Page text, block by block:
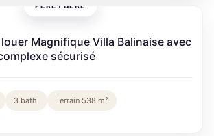
PÉREYBÈRE
Magnifique Villa Balinaise avec
sécurisé
3 bath. Terrain 538 m²